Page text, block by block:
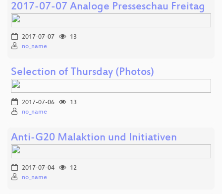
2017-07-07 Analoge Presseschau Freitag
2017-07-07
13
no_name
Selection of Thursday (Photos)
2017-07-06
13
no_name
Anti-G20 Malaktion und Initiativen
2017-07-04
12
no_name